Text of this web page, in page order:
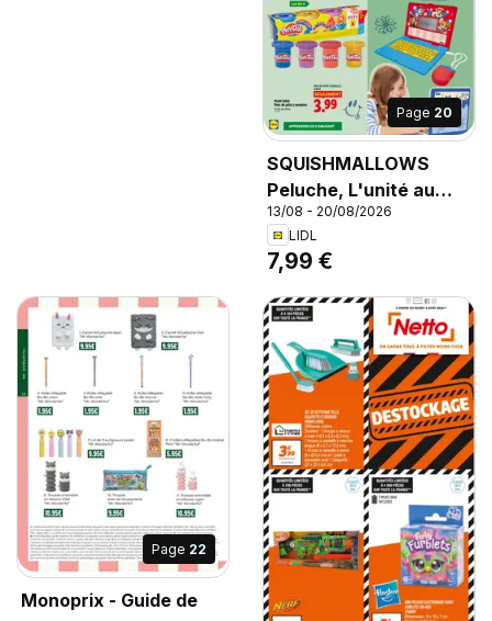
Page 20
SQUISHMALLOWS
Peluche, L'unité au
choix.
13/08 - 20/08/2026
LIDL
7,99 €
Page 22
Monoprix - Guide de